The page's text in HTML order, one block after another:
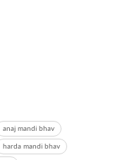
anaj mandi bhav
harda mandi bhav